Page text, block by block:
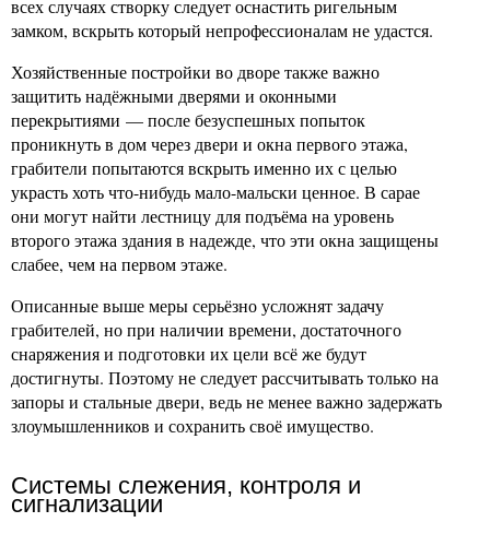
всех случаях створку следует оснастить ригельным
замком, вскрыть который непрофессионалам не удастся.
Хозяйственные постройки во дворе также важно
защитить надёжными дверями и оконными
перекрытиями — после безуспешных попыток
проникнуть в дом через двери и окна первого этажа,
грабители попытаются вскрыть именно их с целью
украсть хоть что-нибудь мало-мальски ценное. В сарае
они могут найти лестницу для подъёма на уровень
второго этажа здания в надежде, что эти окна защищены
слабее, чем на первом этаже.
Описанные выше меры серьёзно усложнят задачу
грабителей, но при наличии времени, достаточного
снаряжения и подготовки их цели всё же будут
достигнуты. Поэтому не следует рассчитывать только на
запоры и стальные двери, ведь не менее важно задержать
злоумышленников и сохранить своё имущество.
Системы слежения, контроля и
сигнализации